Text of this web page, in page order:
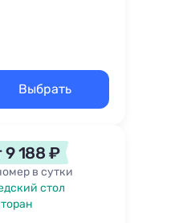
Выбрать
9 188 ₽
в сутки
стол